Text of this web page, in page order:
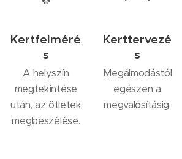
Kertfelméré
s
A helyszín
megtekintése
után, az ötletek
megbeszélése.
Kerttervezé
s
Megálmodástól
egészen a
megvalósításig.